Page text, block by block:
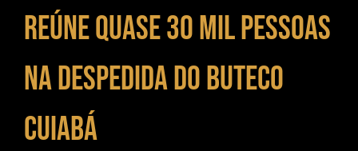
CONTATO
reúne quase 30 mil pessoas
na despedida do Buteco
Cuiabá